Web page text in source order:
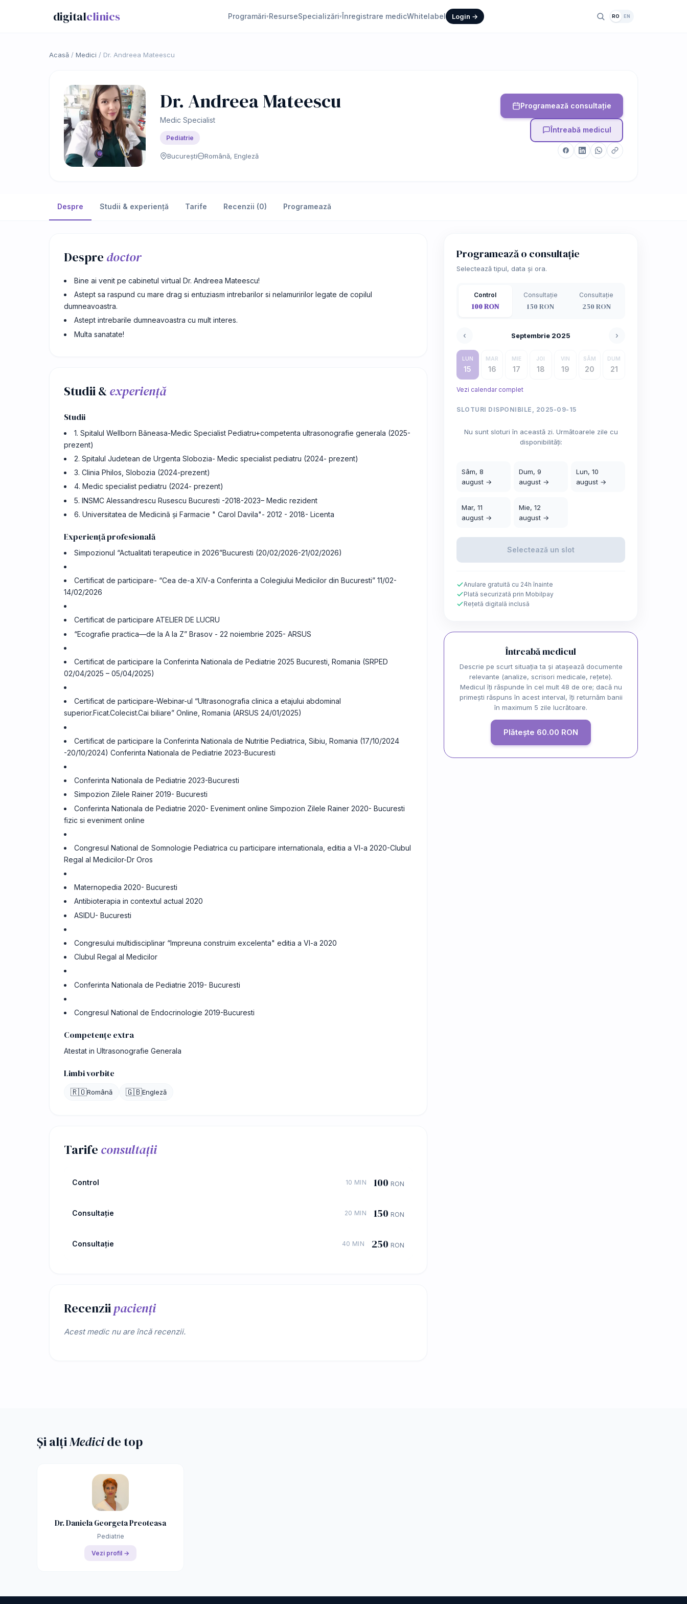
digitalclinics Programări▾ResurseSpecializări▾Înregistrare medicWhitelabel Login → RO EN
Acasă / Medici / Dr. Andreea Mateescu
Dr. Andreea Mateescu
Medic Specialist
Pediatrie
București Română, Engleză
Programează consultație
Întreabă medicul
Despre Studii & experiență Tarife Recenzii (0) Programează
Despre doctor
Bine ai venit pe cabinetul virtual Dr. Andreea Mateescu!
Astept sa raspund cu mare drag si entuziasm intrebarilor si nelamuririlor legate de copilul
dumneavoastra.
Astept intrebarile dumneavoastra cu mult interes.
Multa sanatate!
Studii &experiență
Studii
1. Spitalul Wellborn Băneasa-Medic Specialist Pediatru+competenta ultrasonografie generala (2025-
prezent)
2. Spitalul Judetean de Urgenta Slobozia- Medic specialist pediatru (2024- prezent)
3. Clinia Philos, Slobozia (2024-prezent)
4. Medic specialist pediatru (2024- prezent)
5. INSMC Alessandrescu Rusescu Bucuresti -2018-2023– Medic rezident
6. Universitatea de Medicină și Farmacie " Carol Davila"- 2012 - 2018- Licenta
Experiență profesională
Simpozionul “Actualitati terapeutice in 2026”Bucuresti (20/02/2026-21/02/2026)
Certificat de participare- “Cea de-a XIV-a Conferinta a Colegiului Medicilor din Bucuresti” 11/02-
14/02/2026
Certificat de participare ATELIER DE LUCRU
“Ecografie practica—de la A la Z” Brasov - 22 noiembrie 2025- ARSUS
Certificat de participare la Conferinta Nationala de Pediatrie 2025 Bucuresti, Romania (SRPED
02/04/2025 – 05/04/2025)
Certificat de participare-Webinar-ul “Ultrasonografia clinica a etajului abdominal
superior.Ficat.Colecist.Cai biliare” Online, Romania (ARSUS 24/01/2025)
Certificat de participare la Conferinta Nationala de Nutritie Pediatrica, Sibiu, Romania (17/10/2024
-20/10/2024) Conferinta Nationala de Pediatrie 2023-Bucuresti
Conferinta Nationala de Pediatrie 2023-Bucuresti
Simpozion Zilele Rainer 2019- Bucuresti
Conferinta Nationala de Pediatrie 2020- Eveniment online Simpozion Zilele Rainer 2020- Bucuresti
fizic si eveniment online
Congresul National de Somnologie Pediatrica cu participare internationala, editia a VI-a 2020-Clubul
Regal al Medicilor-Dr Oros
Maternopedia 2020- Bucuresti
Antibioterapia in contextul actual 2020
ASIDU- Bucuresti
Congresului multidisciplinar “Impreuna construim excelenta" editia a VI-a 2020
Clubul Regal al Medicilor
Conferinta Nationala de Pediatrie 2019- Bucuresti
Congresul National de Endocrinologie 2019-Bucuresti
Competențe extra
Atestat in Ultrasonografie Generala
Limbi vorbite
🇷🇴Română 🇬🇧Engleză
Tarife consultații
Control 10 MIN 100 RON
Consultație 20 MIN 150 RON
Consultație 40 MIN 250 RON
Recenziipacienți
Acest medic nu are încă recenzii.
Programează o consultație
Selectează tipul, data și ora.
Control
100 RON
Consultație
150 RON
Consultație
250 RON
‹ Septembrie 2025 ›
LUN
15
MAR
16
MIE
17
JOI
18
VIN
19
SÂM
20
DUM
21
Vezi calendar complet
SLOTURI DISPONIBILE, 2025-09-15
Nu sunt sloturi în această zi. Următoarele zile cu
disponibilități:
Sâm, 8
august →
Dum, 9
august →
Lun, 10
august →
Mar, 11
august →
Mie, 12
august →
Selectează un slot
Anulare gratuită cu 24h înainte
Plată securizată prin Mobilpay
Rețetă digitală inclusă
Întreabă medicul
Descrie pe scurt situația ta și atașează documente
relevante (analize, scrisori medicale, rețete).
Medicul îți răspunde în cel mult 48 de ore; dacă nu
primești răspuns în acest interval, îți returnăm banii
în maximum 5 zile lucrătoare.
Plătește 60.00 RON
Și alțiMedicide top
Dr. Daniela Georgeta Preoteasa
Pediatrie
Vezi profil →